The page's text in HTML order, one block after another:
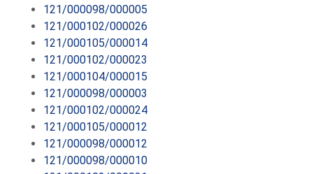
121/000098/000005
121/000102/000026
121/000105/000014
121/000102/000023
121/000104/000015
121/000098/000003
121/000102/000024
121/000105/000012
121/000098/000012
121/000098/000010